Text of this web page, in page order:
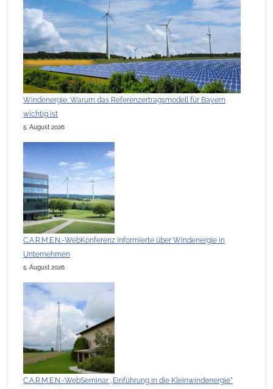
Windenergie: Warum das Referenzertragsmodell für Bayern
wichtig ist
5. August 2026
C.A.R.M.E.N.-WebKonferenz informierte über Windenergie in
Unternehmen
5. August 2026
C.A.R.M.E.N.-WebSeminar „Einführung in die Kleinwindenergie”